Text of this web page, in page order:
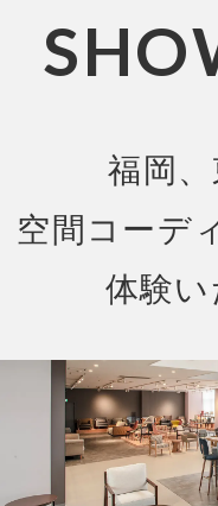
福岡
空間コーデ
体験い